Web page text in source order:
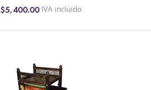
$5,400.00IVA incluido